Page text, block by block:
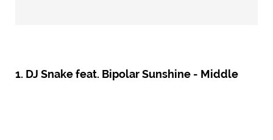
1. DJ Snake feat. Bipolar Sunshine - Middle